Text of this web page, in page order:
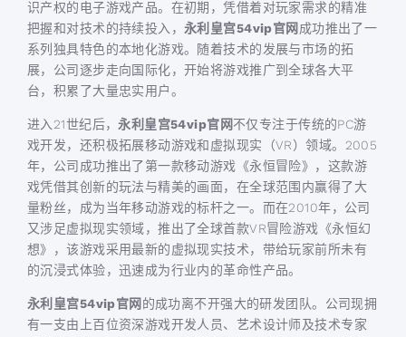
识产权的电子游戏产品。在初期，凭借着对玩家需求的精准
把握和对技术的持续投入，永利皇宫54vip官网 成功推出了一
系列独具特色的本地化游戏。随着技术的发展与市场的拓
展，公司逐步走向国际化，开始将游戏推广到全球各大平
台，积累了大量忠实用户。
进入21世纪后，永利皇宫54vip官网不仅专注于传统的PC游
戏开发，还积极拓展移动游戏和虚拟现实（VR）领域。2005
年，公司成功推出了第一款移动游戏《永恒冒险》，这款游
戏凭借其创新的玩法与精美的画面，在全球范围内赢得了大
量粉丝，成为当年移动游戏的标杆之一。而在2010年，公司
又涉足虚拟现实领域，推出了全球首款VR冒险游戏《永恒幻
想》，该游戏采用最新的虚拟现实技术，带给玩家前所未有
的沉浸式体验，迅速成为行业内的革命性产品。
永利皇宫54vip官网 的成功离不开强大的研发团队。公司现拥
有一支由上百位资深游戏开发人员、艺术设计师及技术专家